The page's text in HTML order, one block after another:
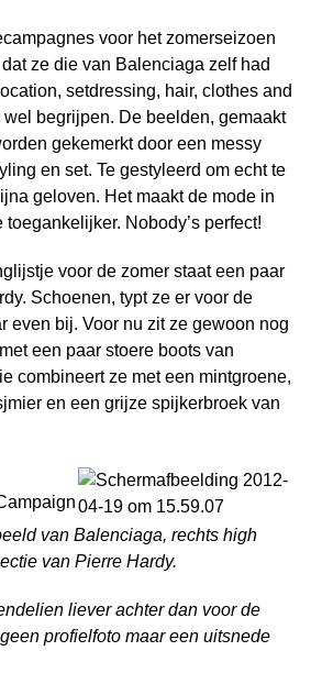
voor het zomerseizoen
ze die van Balenciaga zelf had
setdressing, hair, clothes and
wel begrijpen. De beelden, gemaakt
gekemerkt door een messy
en set. Te gestyleerd om echt te
geloven. Het maakt de mode in
Nobody’s perfect!
voor de zomer staat een paar
Schoenen, typt ze er voor de
even bij. Voor nu zit ze gewoon nog
een paar stoere boots van
combineert ze met een mintgroene,
en een grijze spijkerbroek van
van Balenciaga, rechts high
van Pierre Hardy.
liever achter dan voor de
profielfoto maar een uitsnede